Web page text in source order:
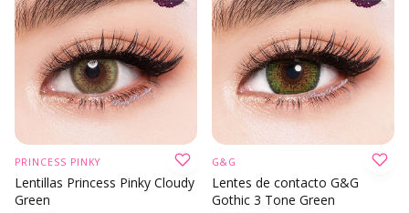
PRINCESS PINKY
Lentillas Princess Pinky Cloudy
Green
G&G
Lentes de contacto G&G
Gothic 3 Tone Green